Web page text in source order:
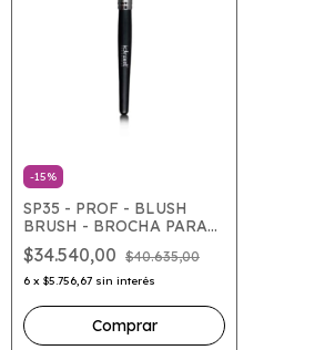
-15%
SP35 - PROF - BLUSH
BRUSH - BROCHA PARA
RUBOR
$34.540,00 $40.635,00
6 x $5.756,67 sin interés